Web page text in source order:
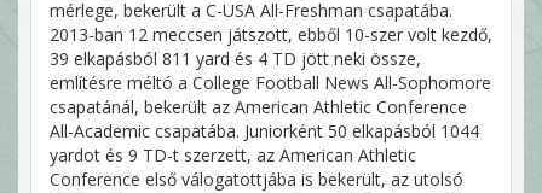
mérlege, bekerült a C-USA All-Freshman csapatába.
2013-ban 12 meccsen játszott, ebből 10-szer volt kezdő,
39 elkapásból 811 yard és 4 TD jött neki össze,
említésre méltó a College Football News All-Sophomore
csapatánál, bekerült az American Athletic Conference
All-Academic csapatába. Juniorként 50 elkapásból 1044
yardot és 9 TD-t szerzett, az American Athletic
Conference első válogatottjába is bekerült, az utolsó